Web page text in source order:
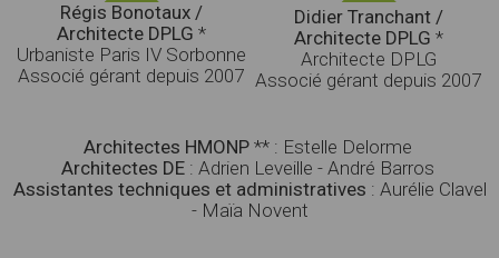
Régis Bonotaux /
Architecte DPLG *
Urbaniste Paris IV Sorbonne
Associé gérant depuis 2007
Didier Tranchant /
Architecte DPLG *
Architecte DPLG
Associé gérant depuis 2007
Architectes HMONP** : Estelle Delorme
Architectes DE: Adrien Leveille - André Barros
Assistantes techniques et administratives : Aurélie Clavel
- Maïa Novent